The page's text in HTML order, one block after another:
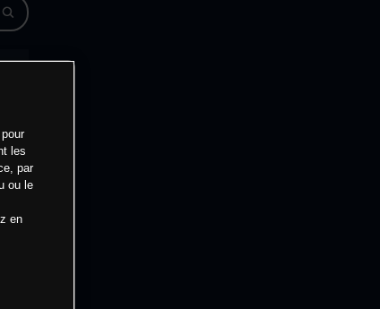
les
par
ou le
en